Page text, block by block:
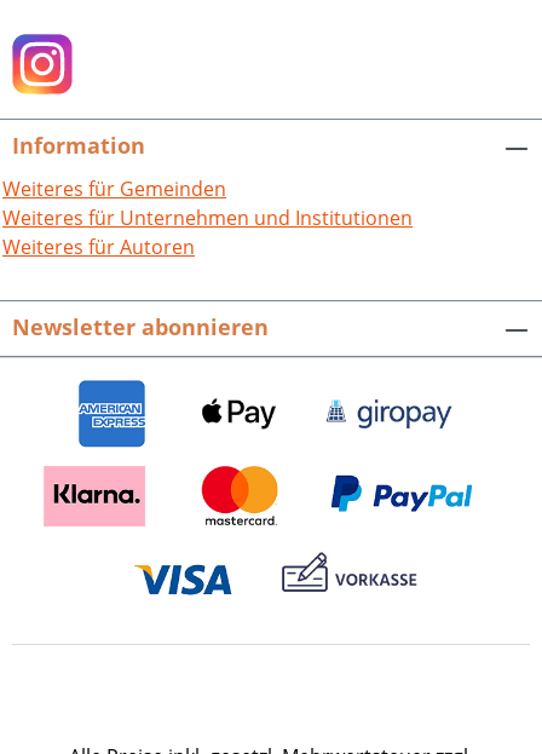
herausgearbeitet. Abgerundet wird das
Ganze durch eigene Kapitel zur Kirchen-
und Schul-, Post- und
Vereinsgeschichte. Dass auch die
versteht sich von selbst.Ergänzt wird der
übersichtlich gegliederte Text, den
neben dem Mannheimer Historiker Prof.
Dr. Konrad Dussel ein halbes Dutzend
lokale Spezialisten erarbeiteten, durch
mehr als 250 Abbildungen, Grafiken und
viel Zahlenmaterial für die drei Ortsteile
zusammenfassende Tabellen. Hrsg. von
Mitwirkung von Fritz Müßig, Manfred
Biedert, Roger Dell, Karin Ernst, Horst
Zimmermann.336 Seiten mit 298
Information
Weiteres für Gemeinden
Weiteres für Unternehmen und Institutionen
Weiteres für Autoren
Newsletter abonnieren